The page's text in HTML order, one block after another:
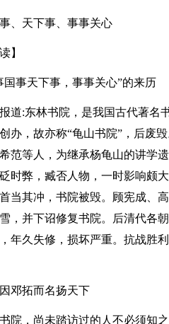
天下事、事事关心
】
事天下事，事事关心”的来历
:东林书院，是我国古代著名
办，故亦称“龟山书院”，后废
范等人，为继承杨龟山的讲学
时弊，臧否人物，一时影响颇
当其冲，书院被毁。顾宪成、
，并下诏修复书院。后清代各
年久失修，损坏严重。抗战胜
拓而名扬天下
，尚未踏访过的人不必须知之